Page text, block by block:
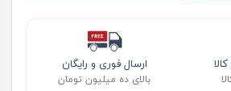
ارسال فوری و رایگان
بالای ده میلیون تومان